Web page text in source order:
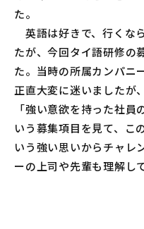
英語は好きで、行くな
たが、今回タイ語研修の
た。当時の所属カンパニ
正直大変に迷いましたが
「強い意欲を持った社
いう募集項目を見て、こ
いう強い思いからチャレ
ーの上司や先輩も理解し